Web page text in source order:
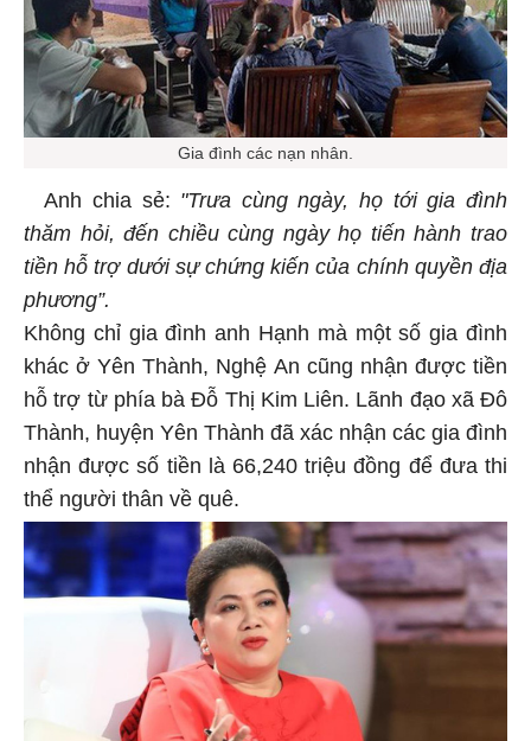
Gia đình các nạn nhân.
Anh chia sẻ: "Trưa cùng ngày, họ tới gia đình
thăm hỏi, đến chiều cùng ngày họ tiến hành trao
tiền hỗ trợ dưới sự chứng kiến của chính quyền địa
phương”.
Không chỉ gia đình anh Hạnh mà một số gia đình
khác ở Yên Thành, Nghệ An cũng nhận được tiền
hỗ trợ từ phía bà Đỗ Thị Kim Liên. Lãnh đạo xã Đô
Thành, huyện Yên Thành đã xác nhận các gia đình
nhận được số tiền là 66,240 triệu đồng để đưa thi
thể người thân về quê.